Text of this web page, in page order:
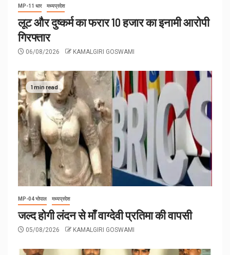
MP-11 धार मध्यप्रदेश
लूट और दुष्कर्म का फरार 10 हजार का इनामी आरोपी
गिरफ्तार
06/08/2026 KAMALGIRI GOSWAMI
1 min read
MP-04 भोपाल मध्यप्रदेश
जल्द होगी लंदन से माँ वाग्देवी प्रतिमा की वापसी
05/08/2026 KAMALGIRI GOSWAMI